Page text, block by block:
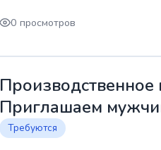
0 просмотров
Производственное
Приглашаем
Требуются